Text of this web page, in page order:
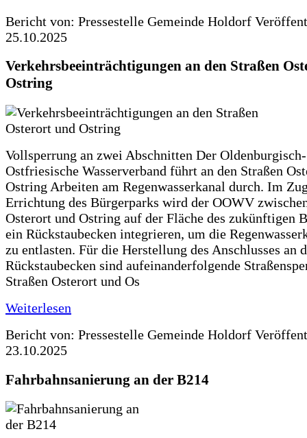
Bericht von: Pressestelle Gemeinde Holdorf
25.10.2025
Verkehrsbeeinträchtigungen an den Straßen
Ostring
Vollsperrung an zwei Abschnitten Der Oldenburgisch-
Ostfriesische Wasserverband führt an den Straßen
Ostring Arbeiten am Regenwasserkanal durch. Im
Errichtung des Bürgerparks wird der OOWV
Osterort und Ostring auf der Fläche des zukünftigen
ein Rückstaubecken integrieren, um die
zu entlasten. Für die Herstellung des Anschlusses an
Rückstaubecken sind aufeinanderfolgende
Straßen Osterort und Os
Weiterlesen
Bericht von: Pressestelle Gemeinde Holdorf
23.10.2025
Fahrbahnsanierung an der B214